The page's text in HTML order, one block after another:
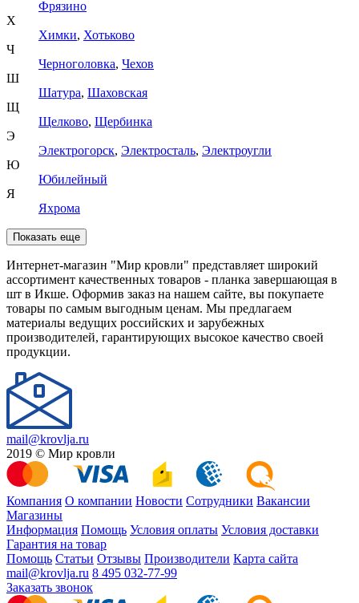
Фрязино
Х
Химки, Хотьково
Ч
Черноголовка, Чехов
Ш
Шатура, Шаховская
Щ
Щелково, Щербинка
Э
Электрогорск, Электросталь, Электроугли
Ю
Юбилейный
Я
Яхрома
Показать еще
Интернет-магазин "Мир кровли" представляет широкий
ассортимент качественных товаров - планка завершающая в
шт в Икше. Оформив заказ на нашем сайте, вы покупаете
товары по самым выгодным ценам. Мы предлагаем
материалы ведущих российских и зарубежных
производителей, гарантирующих высокое качество своей
продукции.
mail@krovlja.ru
2019 © Мир кровли
Компания О компании Новости Сотрудники Вакансии
Магазины
Информация Помощь Условия оплаты Условия доставки
Гарантия на товар
Помощь Статьи Отзывы Производители Карта сайта
mail@krovlja.ru 8 495 032-77-99
Заказать звонок